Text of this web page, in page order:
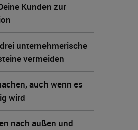
Kunden zur
unternehmerische
vermeiden
auch wenn es
wird
nach außen und